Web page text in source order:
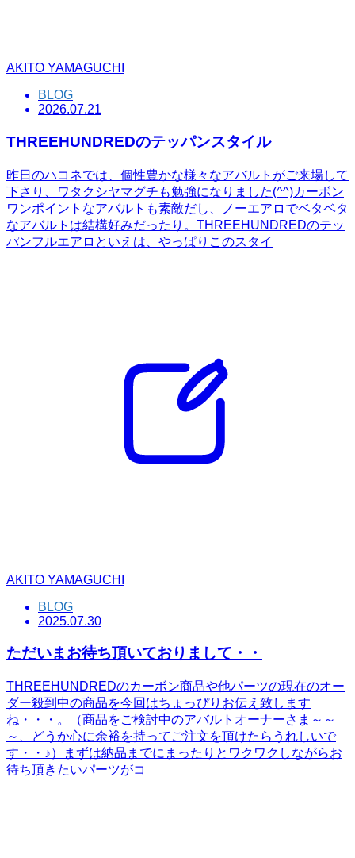
AKITO YAMAGUCHI
BLOG
2026.07.21
THREEHUNDREDのテッパンスタイル
昨日のハコネでは、個性豊かな様々なアバルトがご来場して
下さり、ワタクシヤマグチも勉強になりました(^^)カーボン
ワンポイントなアバルトも素敵だし、ノーエアロでベタベタ
なアバルトは結構好みだったり。THREEHUNDREDのテッ
パンフルエアロといえは、やっぱりこのスタイ
AKITO YAMAGUCHI
BLOG
2025.07.30
ただいまお待ち頂いておりまして・・
THREEHUNDREDのカーボン商品や他パーツの現在のオー
ダー殺到中の商品を今回はちょっぴりお伝え致します
ね・・・。（商品をご検討中のアバルトオーナーさま～～
～、どうか心に余裕を持ってご注文を頂けたらうれしいで
す・・♪）まずは納品までにまったりとワクワクしながらお
待ち頂きたいパーツがコ